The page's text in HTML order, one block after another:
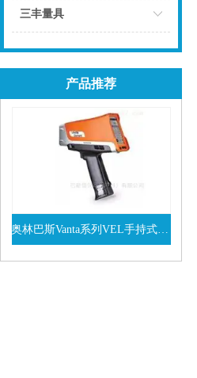
三丰量具
产品推荐
奥林巴斯Vanta系列VEL手持式XRF光谱仪
查看详情